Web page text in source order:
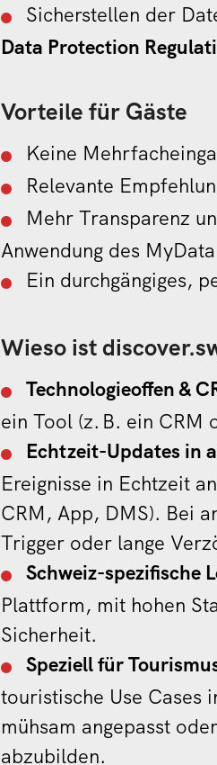
Sicherstellen der
Data Protection
Vorteile für Gäste
Keine
Relevante
Mehr Transparenz
Anwendung des
Ein durchgängiges,
Wieso ist
Technologieoffen &
ein Tool (z. B. ein CRM
Echtzeit-Updates in
Ereignisse in Echtzeit
CRM, App, DMS). Bei
Trigger oder lange
Schweiz-spezifische
Plattform, mit hohen
Sicherheit.
Speziell für
touristische Use Cases
mühsam angepasst
abzubilden.